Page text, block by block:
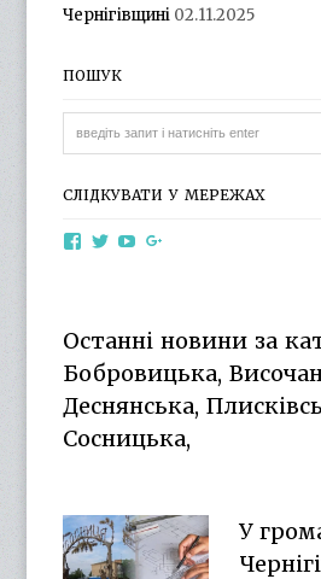
Чернігівщині 02.11.2025
ПОШУК
СЛІДКУВАТИ У МЕРЕЖАХ
ViewViewView
YouTube
Останні новини за
Бобровицька,
Деснянська,
Сосницька,
У